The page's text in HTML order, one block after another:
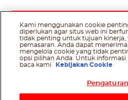
Kami menggunakan cookie
diperlukan agar situs web ini
tidak penting untuk tujuan kinerja,
pemasaran. Anda dapat
mengelola cookie yang tidak
opsi pilihan Anda. Untuk informasi
baca kami
Kebijakan Cookie